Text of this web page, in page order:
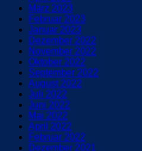
März 2023
Februar 2023
Januar 2023
Dezember 2022
November 2022
Oktober 2022
September 2022
August 2022
Juli 2022
Juni 2022
Mai 2022
April 2022
Februar 2022
Dezember 2021